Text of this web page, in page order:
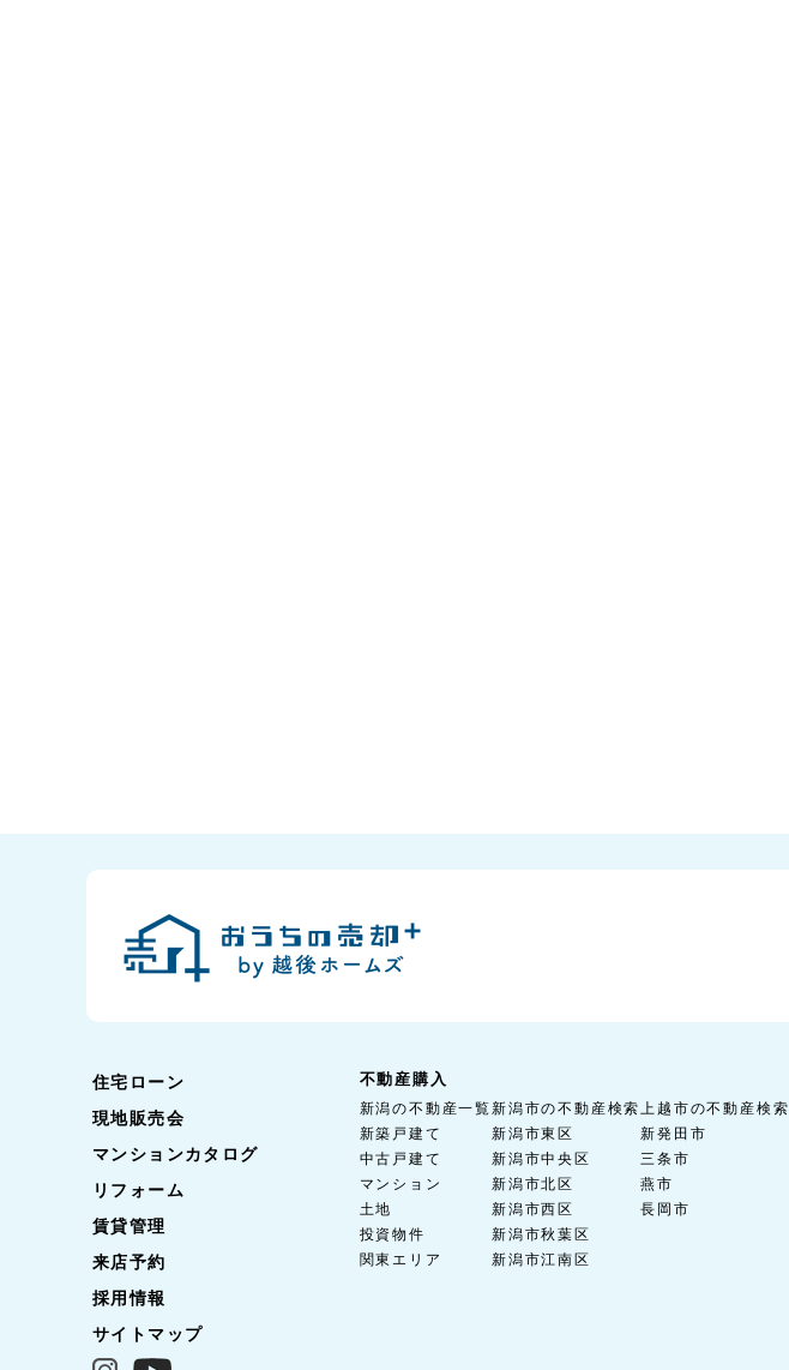
住宅ローン
現地販売会
マンションカタログ
リフォーム
賃貸管理
来店予約
採用情報
サイトマップ
不動産購入
新潟の不動産一覧
新築戸建て
中古戸建て
マンション
土地
投資物件
関東エリア
新潟市の不動産検索
新潟市東区
新潟市中央区
新潟市北区
新潟市西区
新潟市秋葉区
新潟市江南区
上越市の不動産検索
新発田市
三条市
燕市
長岡市